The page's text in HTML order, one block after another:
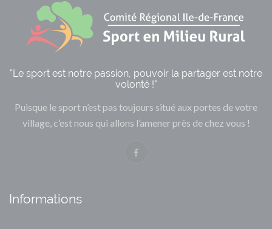
"Le sport est notre passion, pouvoir la partager est notre
volonté !"
Puisque le sport n’est pas toujours situé aux portes de votre
village, c’est nous qui allons l’amener près de chez vous !
Informations